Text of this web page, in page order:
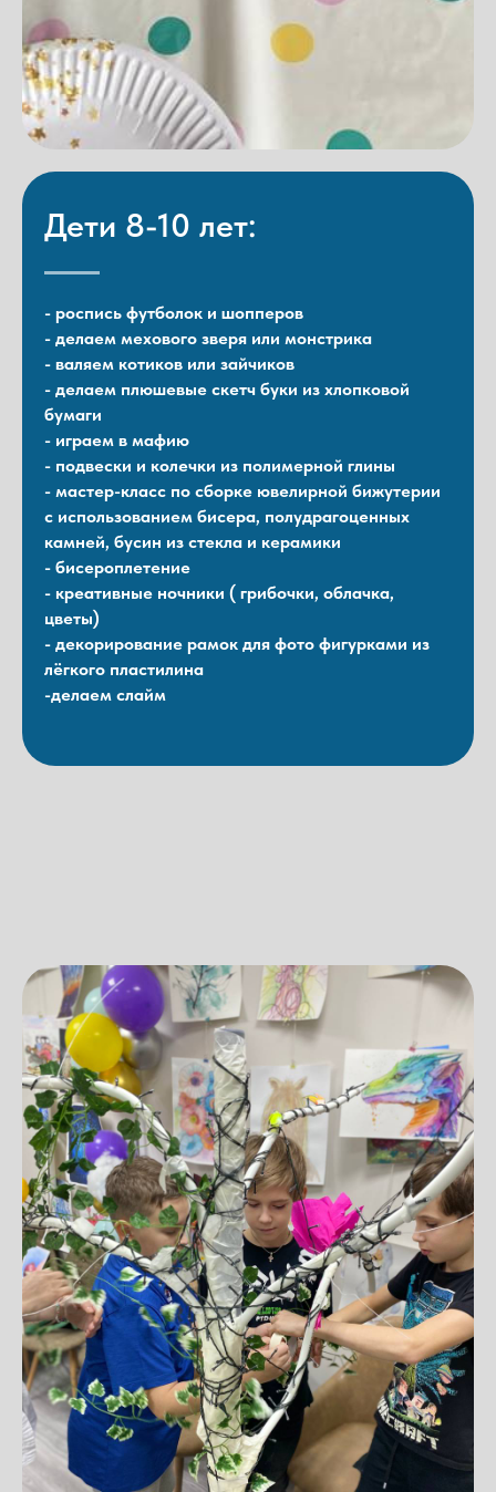
Дети 8-10 лет:
- роспись футболок и шопперов
- делаем мехового зверя или монстрика
- валяем котиков или зайчиков
- делаем плюшевые скетч буки из хлопковой
бумаги
- играем в мафию
- подвески и колечки из полимерной глины
- мастер-класс по сборке ювелирной бижутерии
с использованием бисера, полудрагоценных
камней, бусин из стекла и керамики
- бисероплетение
- креативные ночники ( грибочки, облачка,
цветы)
- декорирование рамок для фото фигурками из
лёгкого пластилина
-делаем слайм